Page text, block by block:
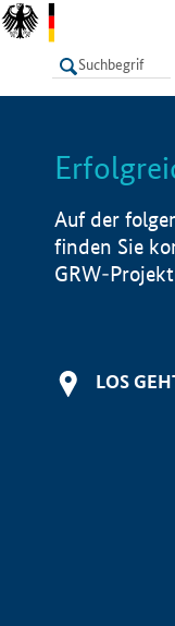
LISTE
Auf der
finden Sie
GRW-
LOS